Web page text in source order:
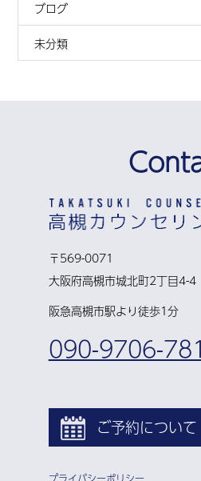
ブログ
未分類
〒569-0071
大阪府高槻市城北町2丁目4-
阪急高槻市駅より徒歩1分
090-9706-
ご予約について